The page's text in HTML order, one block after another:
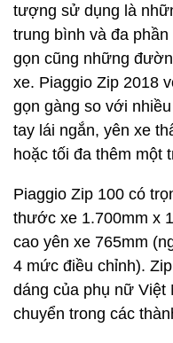
tượng sử dụng là
trung bình và đa
gọn cũng những
xe. Piaggio Zip 2018
gọn gàng so với
tay lái ngắn, yên xe
hoặc tối đa thêm một
Piaggio Zip 100 có
thước xe 1.700mm x
cao yên xe 765mm
4 mức điều chỉnh).
dáng của phụ nữ Việt
chuyển trong các